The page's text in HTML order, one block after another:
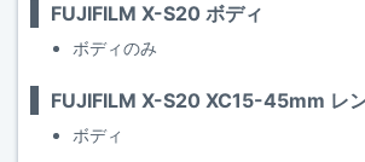
FUJIFILM X-S20 ボディ
ボディのみ
FUJIFILM X-S20 XC15-45mm レ
ボディ